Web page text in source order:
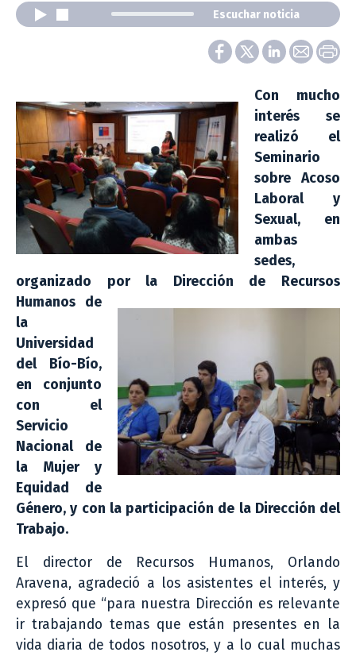
Escuchar noticia
Con mucho
interés se
realizó el
Seminario
sobre Acoso
Laboral y
Sexual, en
ambas
sedes,
organizado por la Dirección de Recursos
Humanos de
la
Universidad
del Bío-Bío,
en conjunto
con el
Servicio
Nacional de
la Mujer y
Equidad de
Género, y con la participación de la Dirección del
Trabajo.
El director de Recursos Humanos, Orlando
Aravena, agradeció a los asistentes el interés, y
expresó que “para nuestra Dirección es relevante
ir trabajando temas que están presentes en la
vida diaria de todos nosotros, y a lo cual muchas